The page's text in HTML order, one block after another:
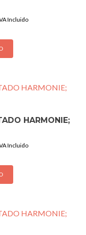
Incluido
HARMONIE;
Incluido